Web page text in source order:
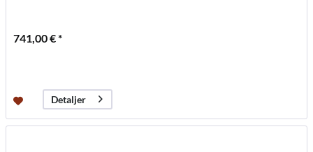
741,00 € *
Detaljer